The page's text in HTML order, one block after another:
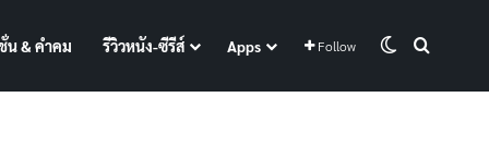
น & คำคม รีวิวหนัง-ซีรีส์ Apps Follow Switch skin